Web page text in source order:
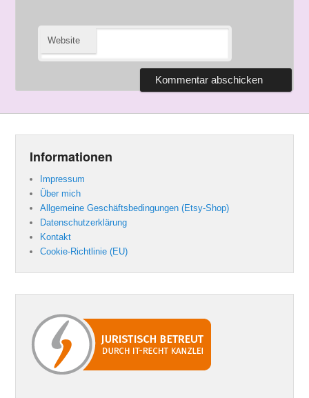
Website
Informationen
Impressum
Über mich
Allgemeine Geschäftsbedingungen (Etsy-Shop)
Datenschutzerklärung
Kontakt
Cookie-Richtlinie (EU)